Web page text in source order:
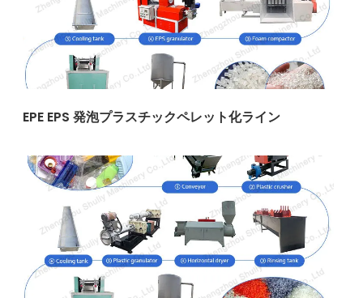
EPE EPS 発泡プラスチックペレット化ライン